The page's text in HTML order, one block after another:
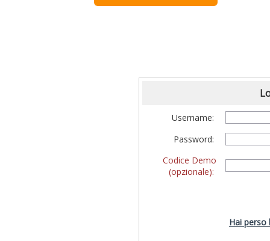
Username:
Password:
Codice Demo
(opzionale):
Hai perso